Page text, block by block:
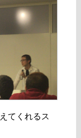
てくれるス